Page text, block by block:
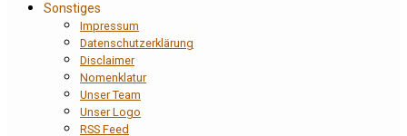
Sonstiges
Impressum
Datenschutzerklärung
Disclaimer
Nomenklatur
Unser Team
Unser Logo
RSS Feed